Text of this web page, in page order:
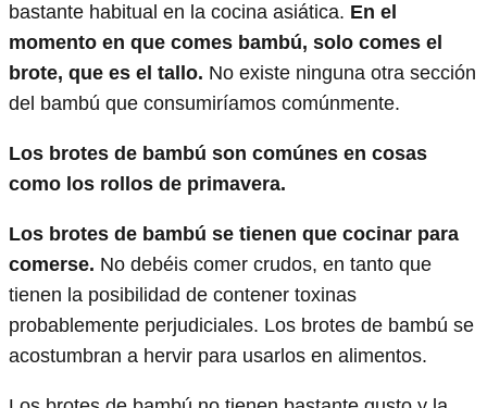
bastante habitual en la cocina asiática. En el
momento en que comes bambú, solo comes el
brote, que es el tallo. No existe ninguna otra sección
del bambú que consumiríamos comúnmente.
Los brotes de bambú son comúnes en cosas
como los rollos de primavera.
Los brotes de bambú se tienen que cocinar para
comerse. No debéis comer crudos, en tanto que
tienen la posibilidad de contener toxinas
probablemente perjudiciales. Los brotes de bambú se
acostumbran a hervir para usarlos en alimentos.